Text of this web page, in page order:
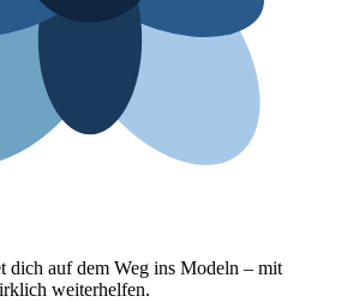
dich auf dem Weg ins Modeln – mit
weiterhelfen.